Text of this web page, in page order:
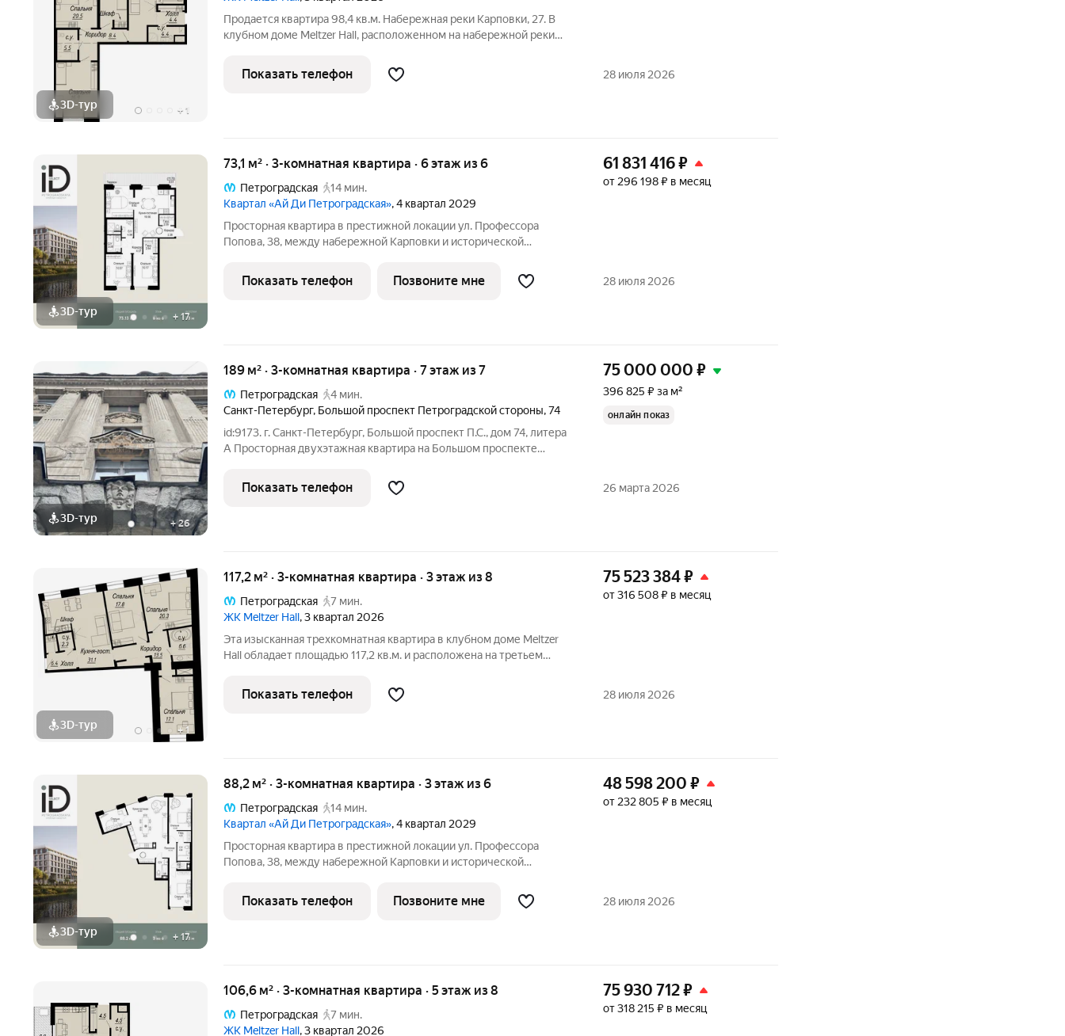
3D-тур + 1
Продается квартира 98,4 кв.м. Набережная реки Карповки, 27. В
клубном доме Meltzer Hall, расположенном на набережной реки
В парадном дворе-курдонере будет создана камерная среда,
Показать телефон 28 июля 2026
3D-тур + 17
73,1 м² · 3-комнатная квартира · 6 этаж из 6
Петроградская
14 мин.
Квартал «Ай Ди Петроградская», 4 квартал 2029
Просторная квартира в престижной локации ул. Профессора
Попова, 38, между набережной Карповки и исторической
на Иоанновский монастырь и реку Карповку. В пешей доступности
метро
61 831 416₽
от 296 198 ₽ в месяц
Показать телефон Позвоните мне 28 июля 2026
3D-тур +26
189 м² · 3-комнатная квартира · 7 этаж из 7
Петроградская
4 мин.
Санкт-Петербург, Большой проспект Петроградской стороны,74
id:9173. г. Санкт-Петербург, Большой проспект П.С., дом 74, литера
А Просторная двухэтажная квартира на Большом проспекте
названием «Особняк Изенбека - Доходный дом А. А. Антоновой»,
75 000 000 ₽
396 825 ₽ за м²
онлайн показ
Показать телефон 26 марта 2026
3D-тур +1
117,2 м² · 3-комнатная квартира · 3 этаж из 8
Петроградская
7 мин.
ЖК Meltzer Hall, 3 квартал 2026
Эта изысканная трехкомнатная квартира в клубном доме Meltzer
Hall обладает площадью 117,2 кв.м. и расположена на третьем
возможность самостоятельно задумать и реализовать
интерьерное
75 523 384₽
от 316 508 ₽ в месяц
Показать телефон 28 июля 2026
3D-тур + 17
88,2 м² · 3-комнатная квартира · 3 этаж из 6
Петроградская
14 мин.
Квартал «Ай Ди Петроградская», 4 квартал 2029
Просторная квартира в престижной локации ул. Профессора
Попова, 38, между набережной Карповки и исторической
на Иоанновский монастырь и реку Карповку. В пешей доступности
метро
48 598 200 ₽
от 232 805 ₽ в месяц
Показать телефон Позвоните мне 28 июля 2026
106,6 м² · 3-комнатная квартира · 5 этаж из 8
Петроградская
7 мин.
ЖК Meltzer Hall, 3 квартал 2026
75 930 712₽
от 318 215 ₽ в месяц